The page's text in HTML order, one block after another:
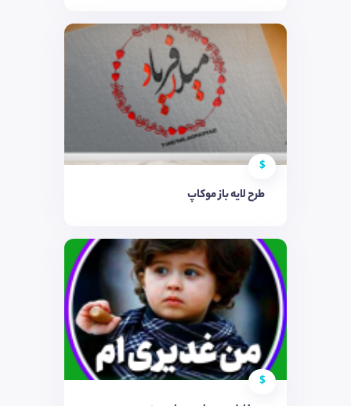
$
طرح لایه باز موکاپ
$